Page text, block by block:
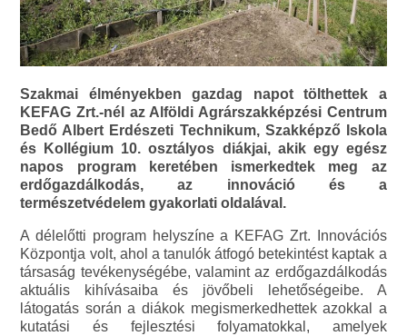
Szakmai élményekben gazdag napot tölthettek a
KEFAG Zrt.-nél az Alföldi Agrárszakképzési Centrum
Bedő Albert Erdészeti Technikum, Szakképző Iskola
és Kollégium 10. osztályos diákjai, akik egy egész
napos program keretében ismerkedtek meg az
erdőgazdálkodás, az innováció és a
természetvédelem gyakorlati oldalával.
A délelőtti program helyszíne a KEFAG Zrt. Innovációs
Központja volt, ahol a tanulók átfogó betekintést kaptak a
társaság tevékenységébe, valamint az erdőgazdálkodás
aktuális kihívásaiba és jövőbeli lehetőségeibe. A
látogatás során a diákok megismerkedhettek azokkal a
kutatási és fejlesztési folyamatokkal, amelyek